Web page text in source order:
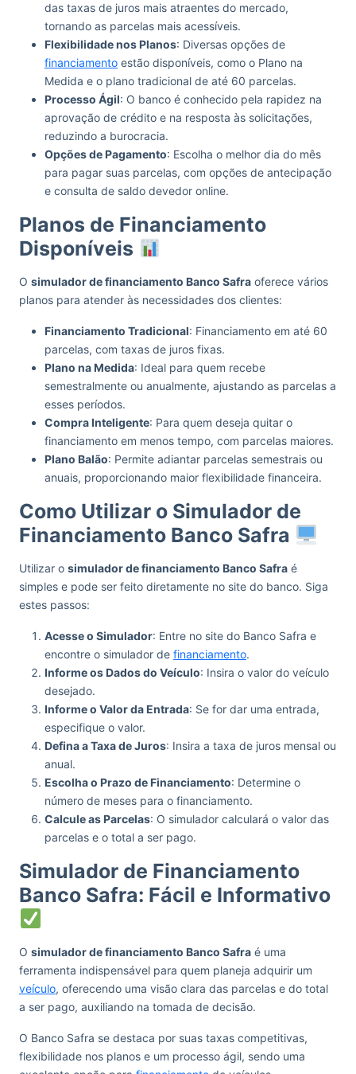
das taxas de juros mais atraentes do mercado,
tornando as parcelas mais acessíveis.
Flexibilidade nos Planos: Diversas opções de
financiamento estão disponíveis, como o Plano na
Medida e o plano tradicional de até 60 parcelas.
Processo Ágil: O banco é conhecido pela rapidez na
aprovação de crédito e na resposta às solicitações,
reduzindo a burocracia.
Opções de Pagamento: Escolha o melhor dia do mês
para pagar suas parcelas, com opções de antecipação
e consulta de saldo devedor online.
Planos de Financiamento
Disponíveis
O simulador de financiamento Banco Safra oferece vários
planos para atender às necessidades dos clientes:
Financiamento Tradicional: Financiamento em até 60
parcelas, com taxas de juros fixas.
Plano na Medida: Ideal para quem recebe
semestralmente ou anualmente, ajustando as parcelas a
esses períodos.
Compra Inteligente: Para quem deseja quitar o
financiamento em menos tempo, com parcelas maiores.
Plano Balão: Permite adiantar parcelas semestrais ou
anuais, proporcionando maior flexibilidade financeira.
Como Utilizar o Simulador de
Financiamento Banco Safra
Utilizar o simulador de financiamento Banco Safra é
simples e pode ser feito diretamente no site do banco. Siga
estes passos:
Acesse o Simulador: Entre no site do Banco Safra e
encontre o simulador de financiamento.
Informe os Dados do Veículo: Insira o valor do veículo
desejado.
Informe o Valor da Entrada: Se for dar uma entrada,
especifique o valor.
Defina a Taxa de Juros: Insira a taxa de juros mensal ou
anual.
Escolha o Prazo de Financiamento: Determine o
número de meses para o financiamento.
Calcule as Parcelas: O simulador calculará o valor das
parcelas e o total a ser pago.
Simulador de Financiamento
Banco Safra: Fácil e Informativo
O simulador de financiamento Banco Safra é uma
ferramenta indispensável para quem planeja adquirir um
veículo, oferecendo uma visão clara das parcelas e do total
a ser pago, auxiliando na tomada de decisão.
O Banco Safra se destaca por suas taxas competitivas,
flexibilidade nos planos e um processo ágil, sendo uma